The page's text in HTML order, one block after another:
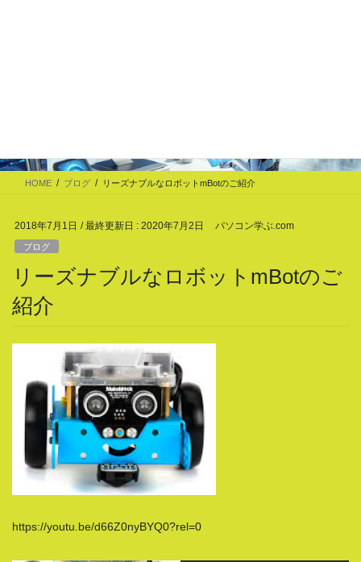
動
HOME ブログ リーズナブルなロボットmBotのご紹介
2018年7月1日 / 最終更新日 : 2020年7月2日 パソコン学ぶ.com
ブログ
リーズナブルなロボットmBotのご
紹介
https://youtu.be/d66Z0nyBYQ0?rel=0